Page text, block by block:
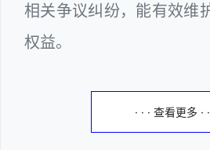
相关争议纠纷，能有效维
权益。
· · · 查看更多 ·